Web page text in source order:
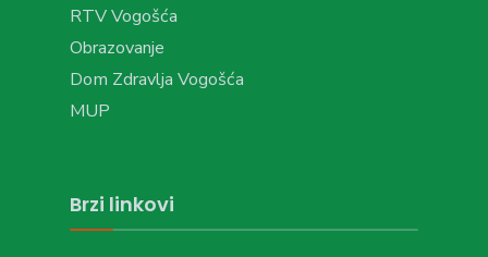
RTV Vogošća
Obrazovanje
Dom Zdravlja Vogošća
MUP
Brzi linkovi